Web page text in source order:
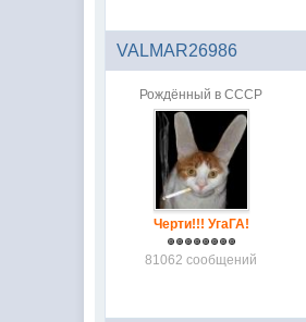
VALMAR26986
Рождённый в СССР
Черти!!! УгаГА!
81062 сообщений